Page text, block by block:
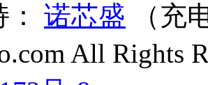
诺芯盛 （充
All Rights